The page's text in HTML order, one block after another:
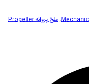
,ملخ پروانه Propeller